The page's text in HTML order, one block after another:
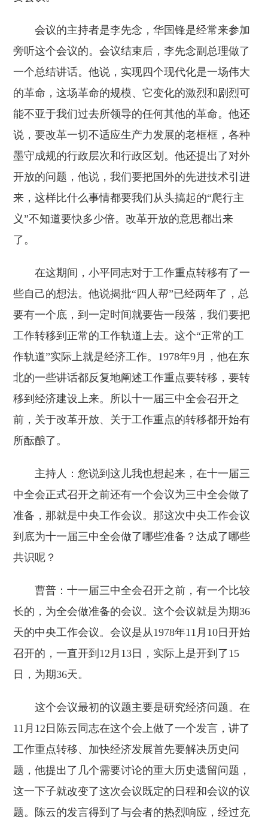
会议的主持者是李先念，华国锋是经常来参加
旁听这个会议的。会议结束后，李先念副总理做了
一个总结讲话。他说，实现四个现代化是一场伟大
的革命，这场革命的规模、它变化的激烈和剧烈可
能不亚于我们过去所领导的任何其他的革命。他还
说，要改革一切不适应生产力发展的老框框，各种
墨守成规的行政层次和行政区划。他还提出了对外
开放的问题，他说，我们要把国外的先进技术引进
来，这样比什么事情都要我们从头搞起的“爬行主
义”不知道要快多少倍。改革开放的意思都出来
了。
在这期间，小平同志对于工作重点转移有了一
些自己的想法。他说揭批“四人帮”已经两年了，总
要有一个底，到一定时间就要告一段落，我们要把
工作转移到正常的工作轨道上去。这个“正常的工
作轨道”实际上就是经济工作。1978年9月，他在东
北的一些讲话都反复地阐述工作重点要转移，要转
移到经济建设上来。所以十一届三中全会召开之
前，关于改革开放、关于工作重点的转移都开始有
所酝酿了。
主持人：您说到这儿我也想起来，在十一届三
中全会正式召开之前还有一个会议为三中全会做了
准备，那就是中央工作会议。那这次中央工作会议
到底为十一届三中全会做了哪些准备？达成了哪些
共识呢？
曹普：十一届三中全会召开之前，有一个比较
长的，为全会做准备的会议。这个会议就是为期36
天的中央工作会议。会议是从1978年11月10日开始
召开的，一直开到12月13日，实际上是开到了15
日，为期36天。
这个会议最初的议题主要是研究经济问题。在
11月12日陈云同志在这个会上做了一个发言，讲了
工作重点转移、加快经济发展首先要解决历史问
题，他提出了几个需要讨论的重大历史遗留问题，
这一下子就改变了这次会议既定的日程和会议的议
题。陈云的发言得到了与会者的热烈响应，经过充